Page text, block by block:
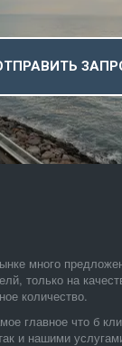
только на
количество.
что б
и нашими